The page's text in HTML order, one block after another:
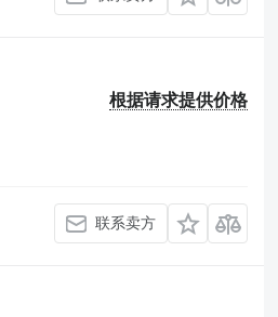
根据请求提供价格
联系卖方